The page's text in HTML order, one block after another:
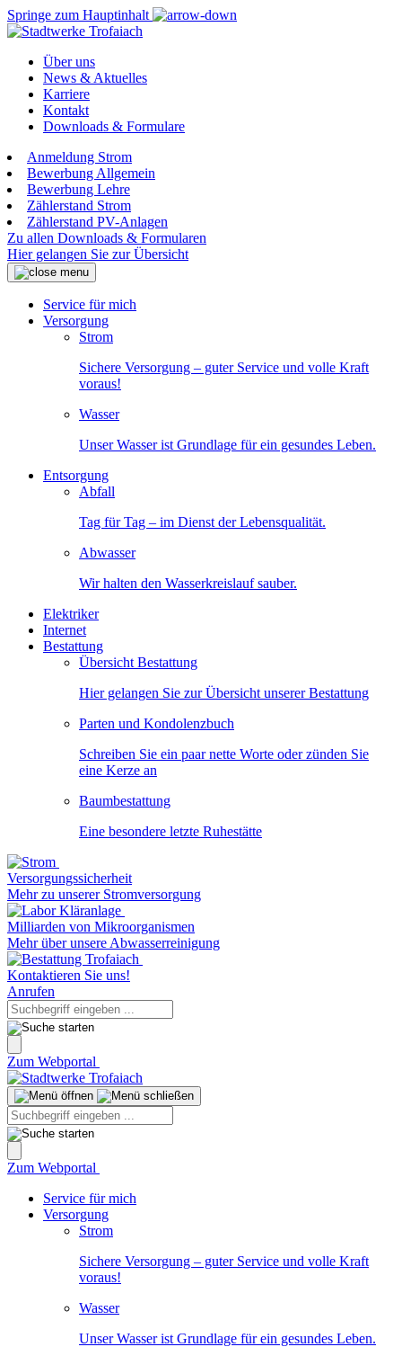
Springe zum Hauptinhalt
Über uns
News & Aktuelles
Karriere
Kontakt
Downloads & Formulare
Anmeldung Strom
Bewerbung Allgemein
Bewerbung Lehre
Zählerstand Strom
Zählerstand PV-Anlagen
Zu allen Downloads & Formularen
Hier gelangen Sie zur Übersicht
Service für mich
Versorgung
Strom
Sichere Versorgung – guter Service und volle Kraft
voraus!
Wasser
Unser Wasser ist Grundlage für ein gesundes Leben.
Entsorgung
Abfall
Tag für Tag – im Dienst der Lebensqualität.
Abwasser
Wir halten den Wasserkreislauf sauber.
Elektriker
Internet
Bestattung
Übersicht Bestattung
Hier gelangen Sie zur Übersicht unserer Bestattung
Parten und Kondolenzbuch
Schreiben Sie ein paar nette Worte oder zünden Sie
eine Kerze an
Baumbestattung
Eine besondere letzte Ruhestätte
Versorgungssicherheit
Mehr zu unserer Stromversorgung
Milliarden von Mikroorganismen
Mehr über unsere Abwasserreinigung
Kontaktieren Sie uns!
Anrufen
Zum Webportal
Zum Webportal
Service für mich
Versorgung
Strom
Sichere Versorgung – guter Service und volle Kraft
voraus!
Wasser
Unser Wasser ist Grundlage für ein gesundes Leben.